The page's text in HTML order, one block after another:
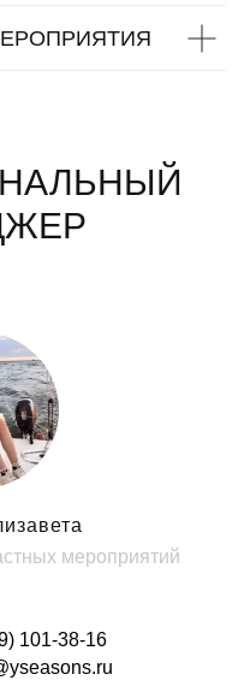
мероприятий
101-38-16